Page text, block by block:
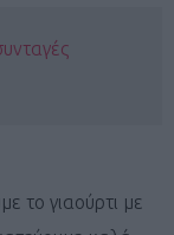
το γιαούρτι με